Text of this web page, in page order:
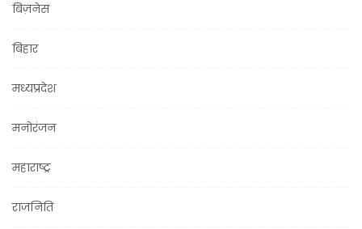
बिज़नेस
बिहार
मध्यप्रदेश
मनोरंजन
महाराष्ट्र
राजनिति